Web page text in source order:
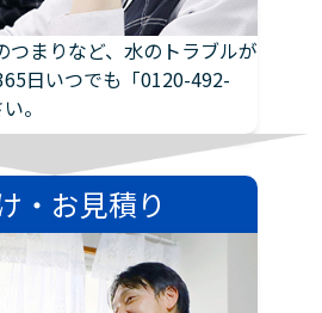
つまりなど、水のトラブルが
日いつでも「0120-492-
。
・お見積り